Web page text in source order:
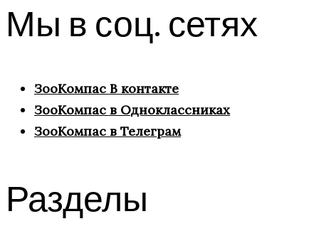
Мы в соц. сетях
ЗооКомпас В контакте
ЗооКомпас в Одноклассниках
ЗооКомпас в Телеграм
Разделы